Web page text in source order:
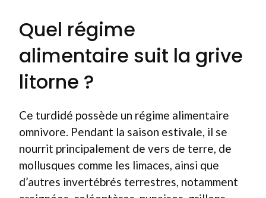
Quel régime
alimentaire suit la grive
litorne ?
Ce turdidé possède un régime alimentaire
omnivore. Pendant la saison estivale, il se
nourrit principalement de vers de terre, de
mollusques comme les limaces, ainsi que
d’autres invertébrés terrestres, notamment